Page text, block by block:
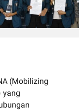
(Mobilizing
yang